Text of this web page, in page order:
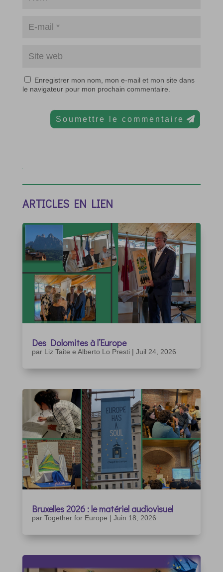
Enregistrer mon nom, mon e-mail et mon site dans
le navigateur pour mon prochain commentaire.
Soumettre le commentaire
ARTICLES EN LIEN
Des Dolomites à l’Europe
par Liz Taite e Alberto Lo Presti | Juil 24, 2026
Bruxelles 2026 : le matériel audiovisuel
par Together for Europe | Juin 18, 2026